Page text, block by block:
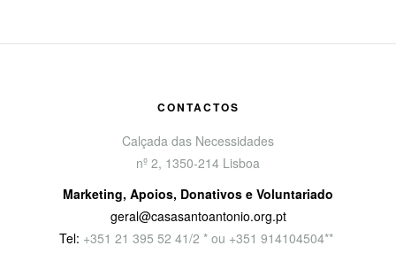
CONTACTOS
Calçada das Necessidades
nº 2, 1350-214 Lisboa
Marketing, Apoios, Donativos e Voluntariado
geral@casasantoantonio.org.pt
Tel: +351 21 395 52 41/2 * ou +351 914104504**